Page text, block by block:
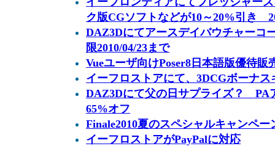
ク版CGソフトなどが10～20%引き
DAZ3Dにてアースデイバウチャー
限2010/04/23まで
Vueユーザ向けPoser8日本語版優待販
イーフロストアにて、3DCGボーナ
DAZ3Dにて父の日サプライズ？ PA
65%オフ
Finale2010夏のスペシャルキャンペー
イーフロストアがPayPalに対応